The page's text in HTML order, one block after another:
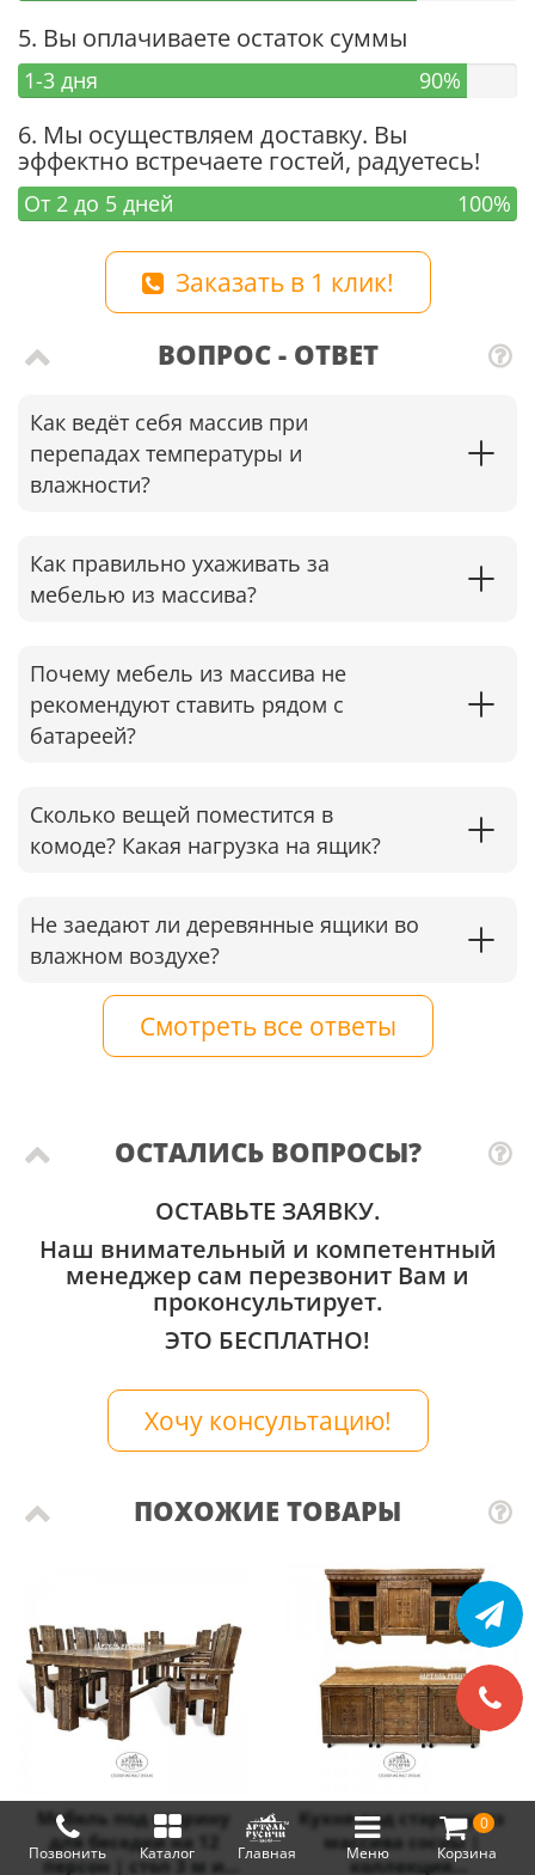
Меню
Позвонить Каталог Главная
0
Корзина
5. Вы оплачиваете остаток суммы
1-3 дня 90%
6. Мы осуществляем доставку. Вы
эффектно встречаете гостей, радуетесь!
От 2 до 5 дней 100%
Заказать в 1 клик!
ВОПРОС - ОТВЕТ
Как ведёт себя массив при
перепадах температуры и
влажности?
Как правильно ухаживать за
мебелью из массива?
Почему мебель из массива не
рекомендуют ставить рядом с
батареей?
Сколько вещей поместится в
комоде? Какая нагрузка на ящик?
Не заедают ли деревянные ящики во
влажном воздухе?
Смотреть все ответы
ОСТАЛИСЬ ВОПРОСЫ?
ОСТАВЬТЕ ЗАЯВКУ.
Наш внимательный и компетентный
менеджер сам перезвонит Вам и
проконсультирует.
ЭТО БЕСПЛАТНО!
Хочу консультацию!
ПОХОЖИЕ ТОВАРЫ
Мебель под старину
для беседки на 12
персон | стол 3 м и
Кухня под старину из
массива сосны |
коллекция